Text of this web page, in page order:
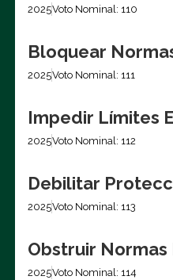
2025Voto Nominal: 110
Bloquear
2025Voto Nominal: 111
Impedir Límites
2025Voto Nominal: 112
Debilitar
2025Voto Nominal: 113
Obstruir Normas
2025Voto Nominal: 114